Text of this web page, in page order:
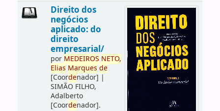
Direito dos
negócios
aplicado: do
direito
empresarial/
por MEDEIROS NETO,
Elias Marques de
[Coordenador] |
SIMÃO FILHO,
Adalberto
[Coordenador].